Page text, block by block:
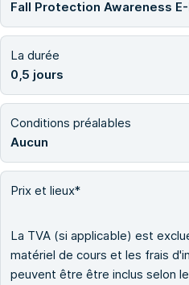
Fall Protection Awareness
La durée
0,5 jours
Conditions préalables
Aucun
Prix et lieux*
La TVA (si applicable) est
matériel de cours et les frais
peuvent être être inclus selon